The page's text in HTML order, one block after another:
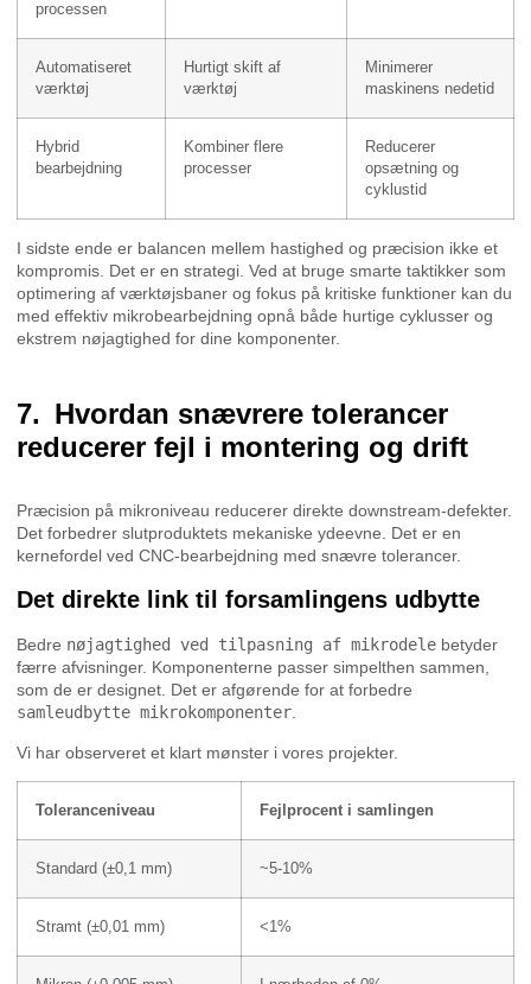
processen
Automatiseret
værktøj
Hurtigt skift af
værktøj
Minimerer
maskinens nedetid
Hybrid
bearbejdning
Kombiner flere
processer
Reducerer
opsætning og
cyklustid
I sidste ende er balancen mellem hastighed og præcision ikke et
kompromis. Det er en strategi. Ved at bruge smarte taktikker som
optimering af værktøjsbaner og fokus på kritiske funktioner kan du
med effektiv mikrobearbejdning opnå både hurtige cyklusser og
ekstrem nøjagtighed for dine komponenter.
Hvordan snævrere tolerancer
reducerer fejl i montering og drift
Præcision på mikroniveau reducerer direkte downstream-defekter.
Det forbedrer slutproduktets mekaniske ydeevne. Det er en
kernefordel ved CNC-bearbejdning med snævre tolerancer.
Det direkte link til forsamlingens udbytte
Bedre nøjagtighed ved tilpasning af mikrodele betyder
færre afvisninger. Komponenterne passer simpelthen sammen,
som de er designet. Det er afgørende for at forbedre
samleudbytte mikrokomponenter.
Vi har observeret et klart mønster i vores projekter.
Toleranceniveau Fejlprocent i samlingen
Standard (±0,1 mm) ~5-10%
Stramt (±0,01 mm) <1%